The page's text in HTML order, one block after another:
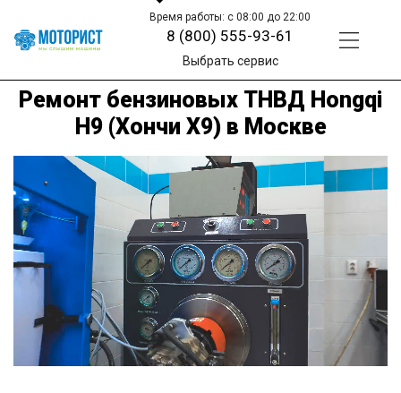
Время работы: с 08:00 до 22:00
8 (800) 555-93-61
Выбрать сервис
Ремонт бензиновых ТНВД Hongqi
H9 (Хончи Х9) в Москве